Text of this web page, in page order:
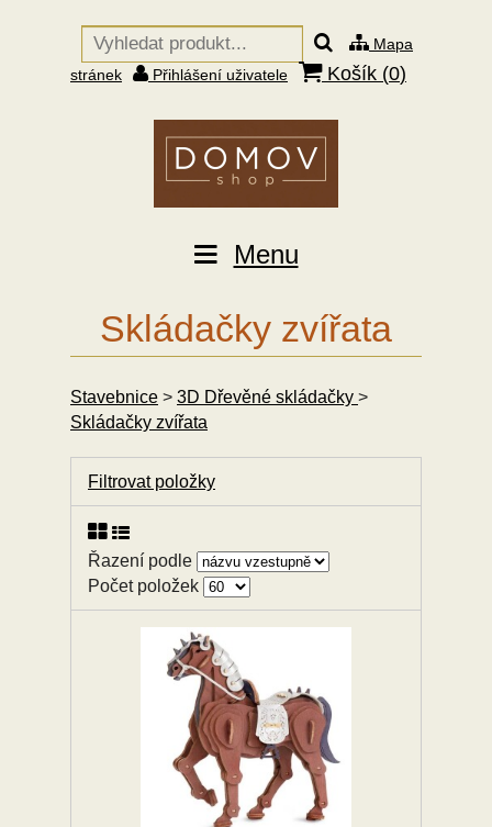
Mapa
stránek
Přihlášení uživatele Košík (0)
Menu
Skládačky zvířata
Stavebnice > 3D Dřevěné skládačky >
Skládačky zvířata
Filtrovat položky
Řazení podle
Počet položek